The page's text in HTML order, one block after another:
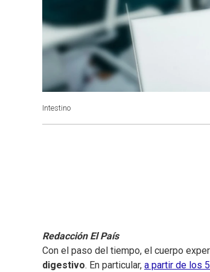
Intestino
Redacción El País
Con el paso del tiempo, el cuerpo
digestivo. En particular, a partir de los